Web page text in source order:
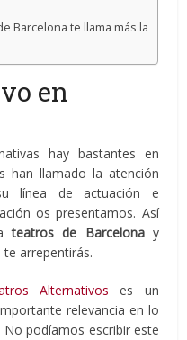
Barcelona te llama más la
en
hay bastantes en
han llamado la atención
línea de actuación e
os presentamos. Así
teatros de Barcelona y
arrepentirás.
Alternativos es un
relevancia en lo
podíamos escribir este